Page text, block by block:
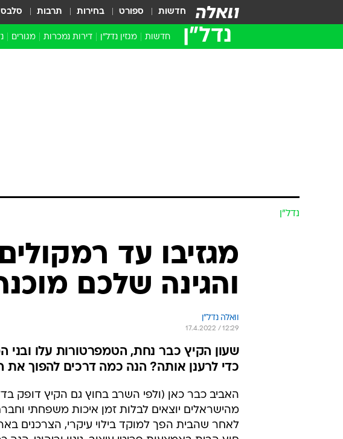
חדשות ספורט בחירות תרבות סלבס
נדל״ן חדשות מגזין נדל"ן דירות נמכרות מגורים
נדל״ן
מגזיבו עד
והגינה שלכם
וואלה נדל"ן
17.4.2022 / 12:29
שעון הקיץ כבר נחת, הטמפרטורות עלו ובני
כדי לרענן אותה? הנה כמה דרכים להפוך את
האביב כבר כאן (ולפי השרב בחוץ גם הקיץ דופק
מהישראלים יוצאים לבלות זמן איכות משפחתי
לאחר שהבית הפך למוקד בילוי עיקרי, הצרכנים